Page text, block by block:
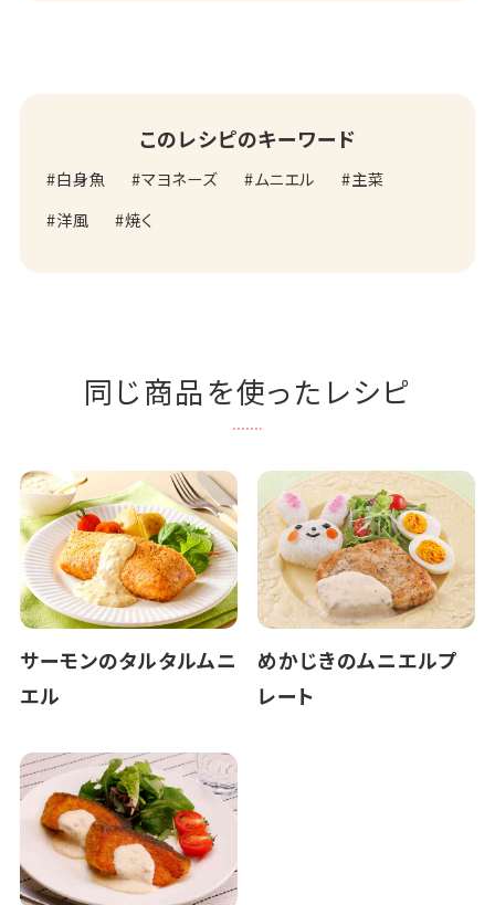
このレシピのキーワード
白身魚 マヨネーズ ムニエル
主菜
洋風
焼く
同じ商品を使ったレシピ
サーモンのタルタルムニ
エル
めかじきのムニエルプ
レート